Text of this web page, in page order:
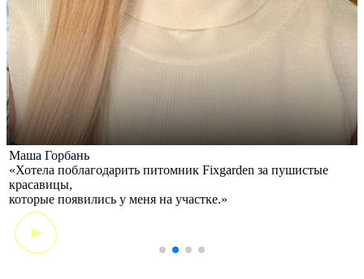
Маша Горбань
«Хотела поблагодарить питомник Fixgarden за пушистые
красавицы,
которые появились у меня на участке.»